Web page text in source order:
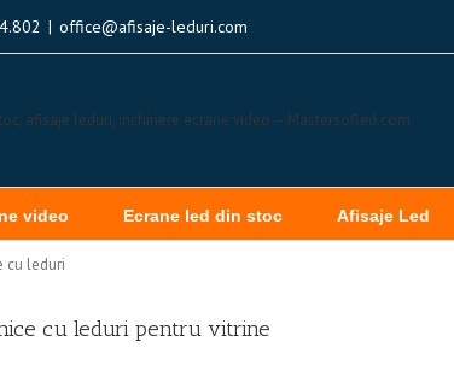
| office@afisaje-leduri.com
video Ecrane led din stoc Afisaje Led
cu leduri pentru vitrine